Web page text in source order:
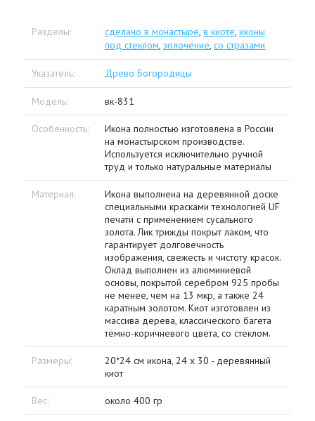
Разделы: сделано в монастыре, в киоте, иконы
под стеклом, золочение, со стразами
Указатель: Древо Богородицы
Модель: вк-831
Особенность:
Икона полностью изготовлена в России
на монастырском производстве.
Используется исключительно ручной
труд и только натуральные материалы
Материал:
Икона выполнена на деревянной доске
специальными красками технологией UF
печати с применением сусального
золота. Лик трижды покрыт лаком, что
гарантирует долговечность
изображения, свежесть и чистоту красок.
Оклад выполнен из алюминиевой
основы, покрытой серебром 925 пробы
не менее, чем на 13 мкр, а также 24
каратным золотом. Киот изготовлен из
массива дерева, классического багета
тёмно-коричневого цвета, со стеклом.
Размеры:
20*24 см икона, 24 х 30 - деревянный
киот
Вес: около 400 гр